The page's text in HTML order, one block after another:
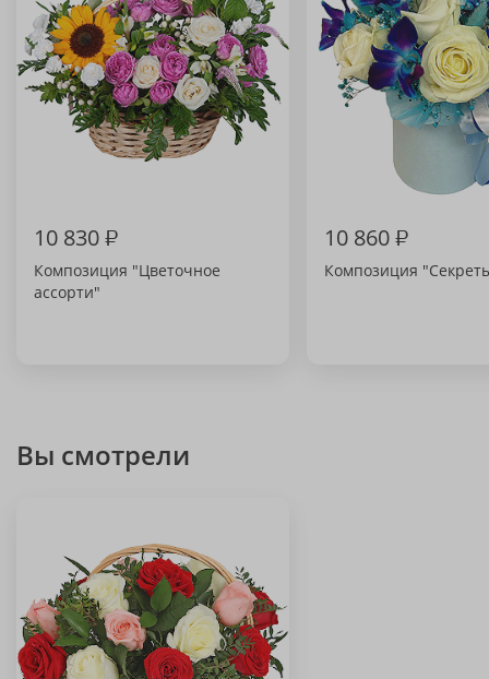
10 830₽
Композиция "Цветочное
ассорти"
10 860₽
Композиция
Вы смотрели